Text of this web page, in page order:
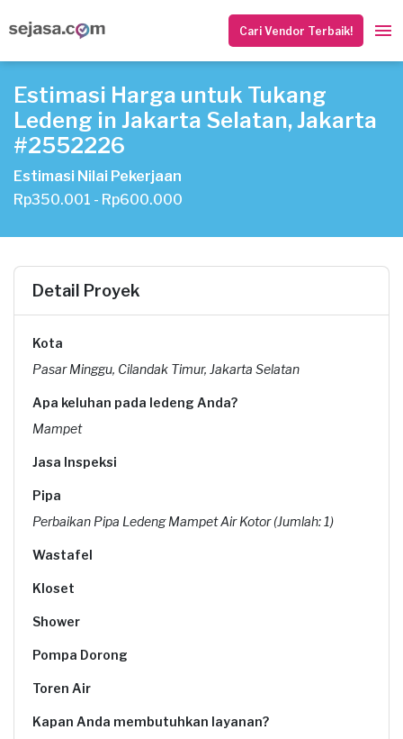
Cari Vendor Terbaik!
Estimasi Harga untuk Tukang
Ledeng in Jakarta Selatan, Jakarta
#2552226
Estimasi Nilai Pekerjaan
Rp350.001 - Rp600.000
Detail Proyek
Kota
Pasar Minggu, Cilandak Timur, Jakarta Selatan
Apa keluhan pada ledeng Anda?
Mampet
Jasa Inspeksi
Pipa
Perbaikan Pipa Ledeng Mampet Air Kotor (Jumlah: 1)
Wastafel
Kloset
Shower
Pompa Dorong
Toren Air
Kapan Anda membutuhkan layanan?